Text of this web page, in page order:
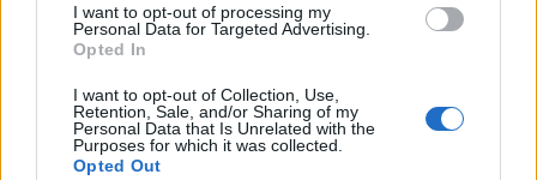
I want to opt-out of processing my
Personal Data for Targeted Advertising.
Opted In
I want to opt-out of Collection, Use,
Retention, Sale, and/or Sharing of my
Personal Data that Is Unrelated with the
Purposes for which it was collected.
Opted Out
La redazione del Tg1 approva il
piano editoriale di Chiocci:
numeri record